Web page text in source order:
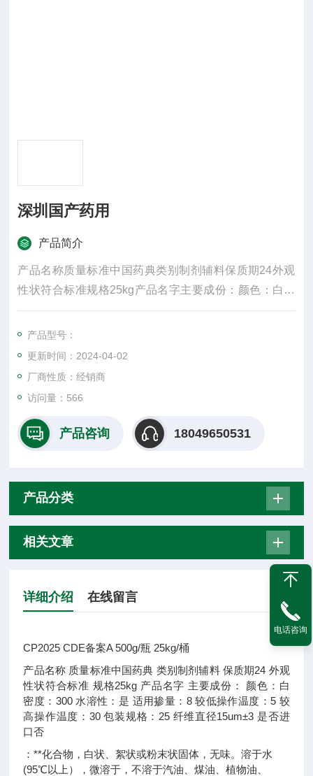
深圳国产药用
产品简介
产品名称质量标准中国药典类别制剂辅料保质期24外观
性状符合标准规格25kg产品名字主要成份：颜色：白密
度：300水溶性：是适用掺量：8较低操作温度：5较高操
作温度：30包装规格：25纤维直径15um±3是否进口
否：**化合物，白状、絮状或粉末状固体，无味
产品型号：
更新时间：2024-04-02
厂商性质：经销商
访问量：566
产品咨询 18049650531
产品分类
相关文章
详细介绍 在线留言
CP2025 CDE备案A 500g/瓶 25kg/桶
产品名称 质量标准中国药典 类别制剂辅料 保质期24 外观
性状符合标准 规格25kg 产品名字 主要成份： 颜色： 白
密度： 300 水溶性： 是 适用掺量： 8 较低操作温度：5 较
高操作温度： 30 包装规格： 25 纤维直径15um±3 是否进
口否
：**化合物，白状、絮状或粉末状固体，无味。溶于水
(95℃以上），微溶于，不溶于汽油、煤油、植物油、
电话咨询